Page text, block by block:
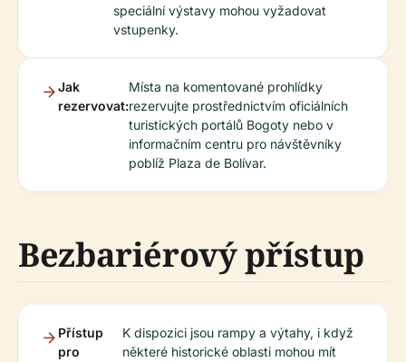
speciální výstavy mohou vyžadovat
vstupenky.
Jak
rezervovat:
Místa na komentované prohlídky
rezervujte prostřednictvím oficiálních
turistických portálů Bogoty nebo v
informačním centru pro návštěvníky
poblíž Plaza de Bolívar.
Bezbariérový přístup
Přístup
pro
K dispozici jsou rampy a výtahy, i když
některé historické oblasti mohou mít